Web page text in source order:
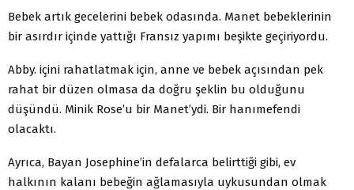
Bebek artık gecelerini bebek odasında. Manet bebeklerinin
bir asırdır içinde yattığı Fransız yapımı beşikte geçiriyordu.
Abby. içini rahatlatmak için, anne ve bebek açısından pek
rahat bir düzen olmasa da doğru şeklin bu olduğunu
düşündü. Minik Rose’u bir Manet’ydi. Bir hanımefendi
olacaktı.
Ayrıca, Bayan Josephine’in defalarca belirttiği gibi, ev
halkının kalanı bebeğin ağlamasıyla uykusundan olmak